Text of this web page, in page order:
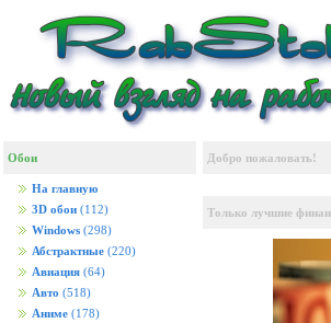
Обои
На главную
3D обои (112)
Windows (298)
Абстрактные (220)
Авиация (64)
Авто (518)
Аниме (178)
Добро пожаловать!
Только лучшие